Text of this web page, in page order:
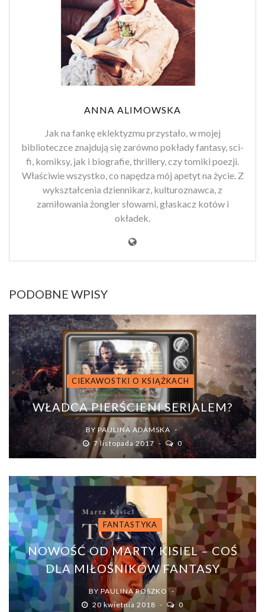
ANNA ALIMOWSKA
Jak na fankę eklektyzmu przystało, w mojej
biblioteczce znajdują się zarówno pokłady fantasy, sci-
fi, komiksy, jak i biografie, thrillery, czy tomiki poezji.
Właściwie wszystko, co napędza mój apetyt na życie. Z
wykształcenia dziennikarz, kulturoznawca, z
zamiłowania żongler słowami, głaskacz kotów i
okładek.
PODOBNE WPISY
CIEKAWOSTKI O KSIĄŻKACH
WŁADCA PIERŚCIENI SERIALEM?
BYPAULINA ADAMSKA
7 listopada 2017
0
FANTASTYKA
NOWOŚĆ OD MARTY KISIEL – COŚ
DLA MIŁOŚNIKÓW FANTASY
BYPAULINA ROSZKO
20 kwietnia 2018
0